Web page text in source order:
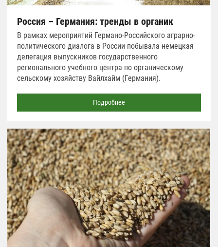
Россия – Германия: тренды в органик
В рамках мероприятий Германо-Российского аграрно-
политического диалога в России побывала немецкая
делегация выпускников государственного
регионального учебного центра по органическому
сельскому хозяйству Вайлхайм (Германия).
Подробнее